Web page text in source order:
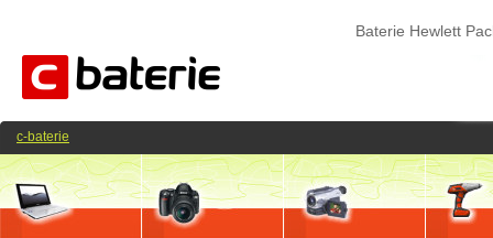
Baterie Hewlett
c-baterie